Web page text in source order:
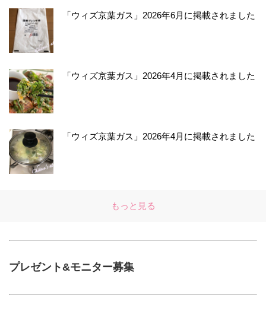
「ウィズ京葉ガス」2026年6月に掲載されました
「ウィズ京葉ガス」2026年4月に掲載されました
「ウィズ京葉ガス」2026年4月に掲載されました
もっと見る
プレゼント&モニター募集